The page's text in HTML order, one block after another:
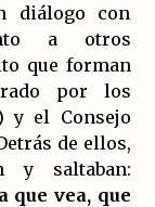
diálogo con
a otros
que forman
por los
y el Consejo
de ellos,
y saltaban:
que vea, que